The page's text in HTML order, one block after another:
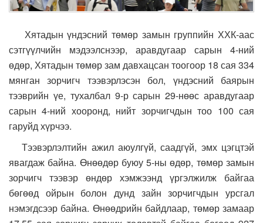
Хятадын үндэсний төмөр замын группийн ХХК-аас
сэтгүүлчийн мэдээлснээр, аравдугаар сарын 4-ний
өдөр, Хятадын төмөр зам давхацсан тоогоор 18 сая 334
мянган зорчигч тээвэрлэсэн бол, үндэсний баярын
тээврийн үе, тухалбал 9-р сарын 29-нөөс аравдугаар
сарын 4-ний хооронд, нийт зорчигчдын тоо 100 сая
гаруйд хүрчээ.
Тээвэрлэлтийн ажил аюулгүй, саадгүй, эмх цэгцтэй
явагдаж байна. Өнөөдөр буюу 5-ны өдөр, төмөр замын
зорчигч тээвэр өндөр хэмжээнд үргэлжилж байгаа
бөгөөд ойрын болон дунд зайн зорчигчдын урсгал
нэмэгдсээр байна. Өнөөдрийн байдлаар, төмөр замаар